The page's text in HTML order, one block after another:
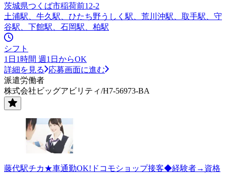
茨城県つくば市稲荷前12-2
土浦駅、牛久駅、ひたち野うしく駅、荒川沖駅、取手駅、守
谷駅、下館駅、石岡駅、柏駅
シフト
1日1時間 週1日からOK
詳細を見る
応募画面に進む
派遣労働者
株式会社ビッグアビリティ/H7-56973-BA
藤代駅チカ★車通勤OK!ドコモショップ接客◆経験者→資格